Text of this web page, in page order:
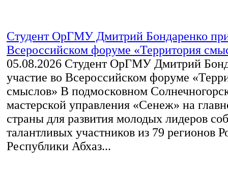
Студент ОрГМУ Дмитрий Бондаренко
Всероссийском форуме «Территория
05.08.2026 Студент ОрГМУ Дмитрий
участие во Всероссийском форуме
смыслов» В подмосковном
мастерской управления «Сенеж» на
страны для развития молодых лидеров
талантливых участников из 79 регионов
Республики Абхаз...